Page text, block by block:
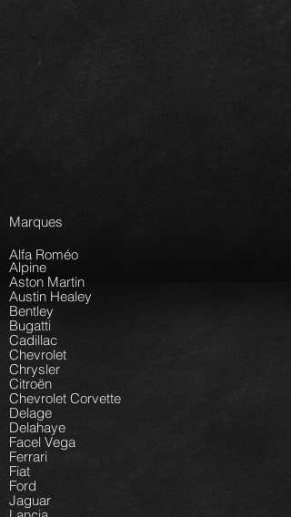
Marques
Alfa Roméo
Alpine
Aston Martin
Austin Healey
Bentley
Bugatti
Cadillac
Chevrolet
Chrysler
Citroën
Chevrolet Corvette
Delage
Delahaye
Facel Vega
Ferrari
Fiat
Ford
Jaguar